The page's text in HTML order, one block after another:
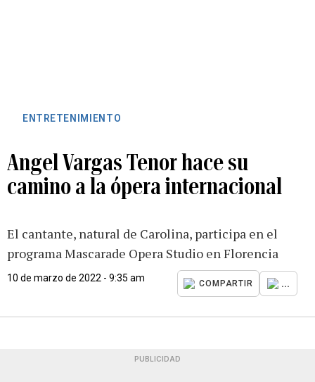
ENTRETENIMIENTO
Angel Vargas Tenor hace su
camino a la ópera internacional
El cantante, natural de Carolina, participa en el
programa Mascarade Opera Studio en Florencia
10 de marzo de 2022 - 9:35 am
COMPARTIR ...
PUBLICIDAD